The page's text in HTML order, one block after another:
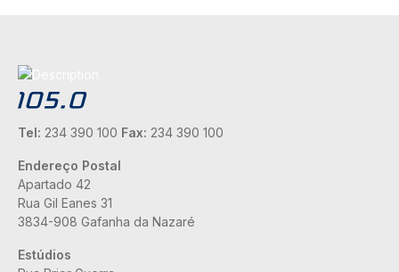
Tel: 234 390 100 Fax: 234 390 100
Endereço Postal
Apartado 42
Rua Gil Eanes 31
3834-908 Gafanha da Nazaré
Estúdios